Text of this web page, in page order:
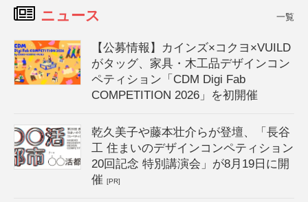
ニュース 一覧
【公募情報】カインズ×コクヨ×VUILD
がタッグ、家具・木工品デザインコン
ペティション「CDM Digi Fab
COMPETITION 2026」を初開催
乾久美子や藤本壮介らが登壇、「長谷
工 住まいのデザインコンペティション
20回記念 特別講演会」が8月19日に開
催[PR]